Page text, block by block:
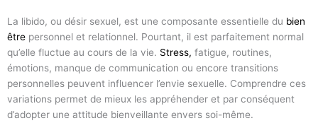
La libido, ou désir sexuel, est une composante essentielle du bien
être personnel et relationnel. Pourtant, il est parfaitement normal
qu’elle fluctue au cours de la vie. Stress, fatigue, routines,
émotions, manque de communication ou encore transitions
personnelles peuvent influencer l’envie sexuelle. Comprendre ces
variations permet de mieux les appréhender et par conséquent
d’adopter une attitude bienveillante envers soi-même.